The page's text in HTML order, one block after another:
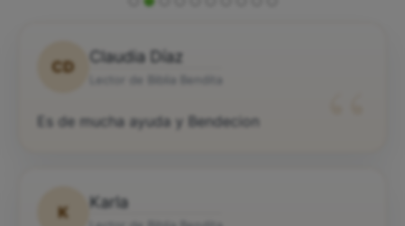
CD
Claudia Díaz
Es de mucha ayuda y Bendecion
K
Karla